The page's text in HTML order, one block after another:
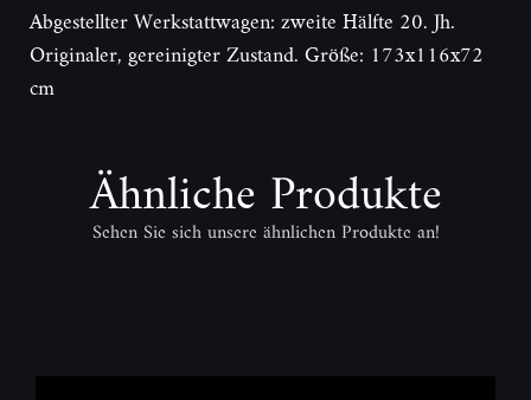
Abgestellter Werkstattwagen: zweite Hälfte 20. Jh.
Originaler, gereinigter Zustand. Größe: 173x116x72
cm
Ähnliche Produkte
Sehen Sie sich unsere ähnlichen Produkte an!